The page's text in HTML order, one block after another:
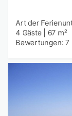
Art der
4 Gäste
67 m²
Bewertungen: 7